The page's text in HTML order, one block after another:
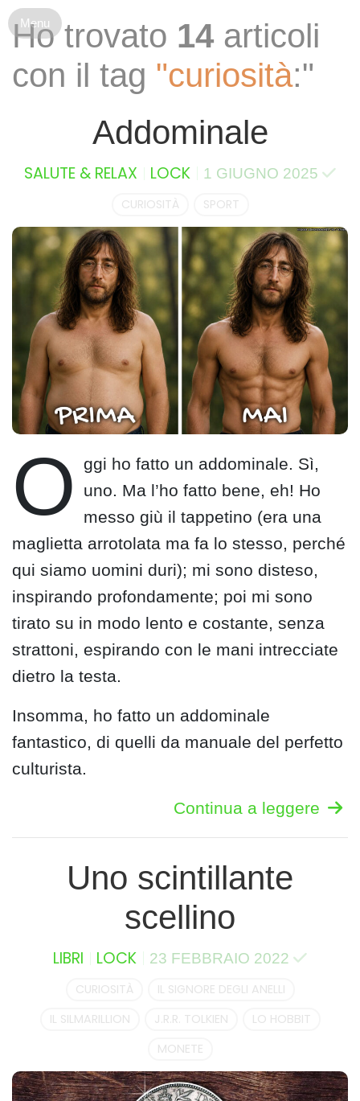
Ho trovato 14 articoli
con il tag "curiosità:"
Addominale
SALUTE & RELAX LOCK 1 GIUGNO 2025
CURIOSITÀ SPORT
O
ggi ho fatto un addominale. Sì,
uno. Ma l’ho fatto bene, eh! Ho
messo giù il tappetino (era una
maglietta arrotolata ma fa lo stesso, perché
qui siamo uomini duri); mi sono disteso,
inspirando profondamente; poi mi sono
tirato su in modo lento e costante, senza
strattoni, espirando con le mani intrecciate
dietro la testa.
Insomma, ho fatto un addominale
fantastico, di quelli da manuale del perfetto
culturista.
Continua a leggere
Uno scintillante
scellino
LIBRI LOCK 23 FEBBRAIO 2022
CURIOSITÀ
IL SIGNORE DEGLI ANELLI
IL SILMARILLION
J.R.R. TOLKIEN
LO HOBBIT
MONETE